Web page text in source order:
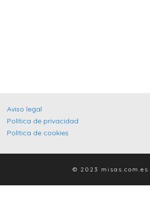
Aviso legal
Política de privacidad
Política de cookies
© 2023 misas.com.es